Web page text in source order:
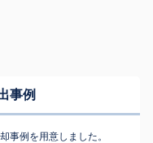
事例
事例を用意しました。